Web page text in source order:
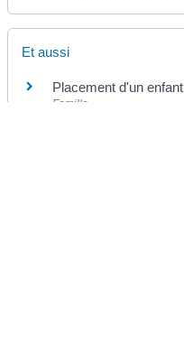
Et aussi
Placement d'un enfant
Famille